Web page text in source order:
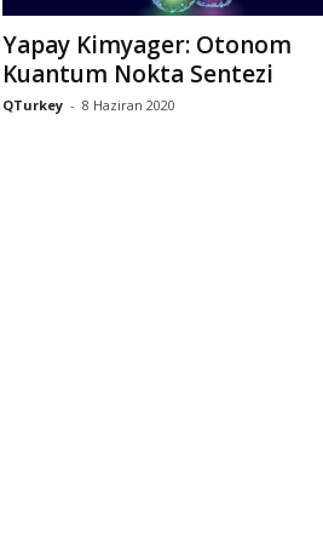
Yapay Kimyager: Otonom
Kuantum Nokta Sentezi
QTurkey - 8 Haziran 2020